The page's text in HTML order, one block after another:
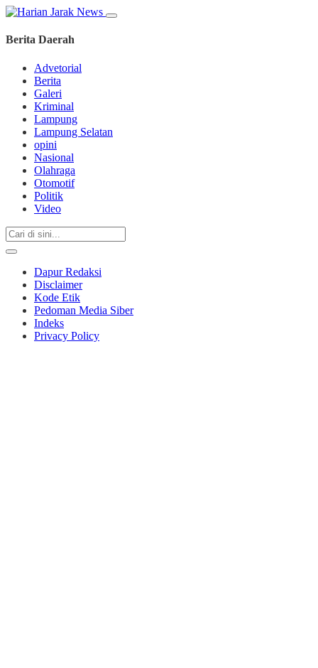
Berita Daerah
Advetorial
Berita
Galeri
Kriminal
Lampung
Lampung Selatan
opini
Nasional
Olahraga
Otomotif
Politik
Video
Dapur Redaksi
Disclaimer
Kode Etik
Pedoman Media Siber
Indeks
Privacy Policy